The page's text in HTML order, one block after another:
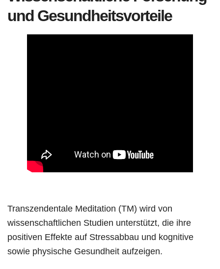
und Gesundheitsvorteile
Transzendentale Meditation (TM) wird von
wissenschaftlichen Studien unterstützt, die ihre
positiven Effekte auf Stressabbau und kognitive
sowie physische Gesundheit aufzeigen.